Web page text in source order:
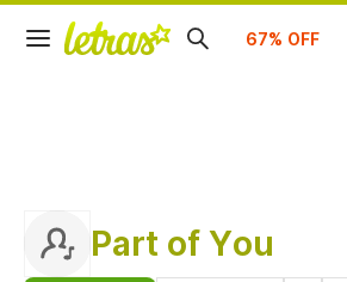
Suscríbete
Part of You